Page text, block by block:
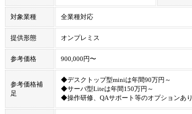
対象業種 全業種対応
提供形態 オンプレミス
参考価格 900,000円〜
参考価格補
足
◆デスクトップ型miniは年間90万円～
◆サーバ型Liteは年間150万円～
◆操作研修、QAサポート等のオプションあり